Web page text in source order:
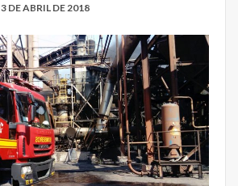
3 DE ABRIL DE 2018